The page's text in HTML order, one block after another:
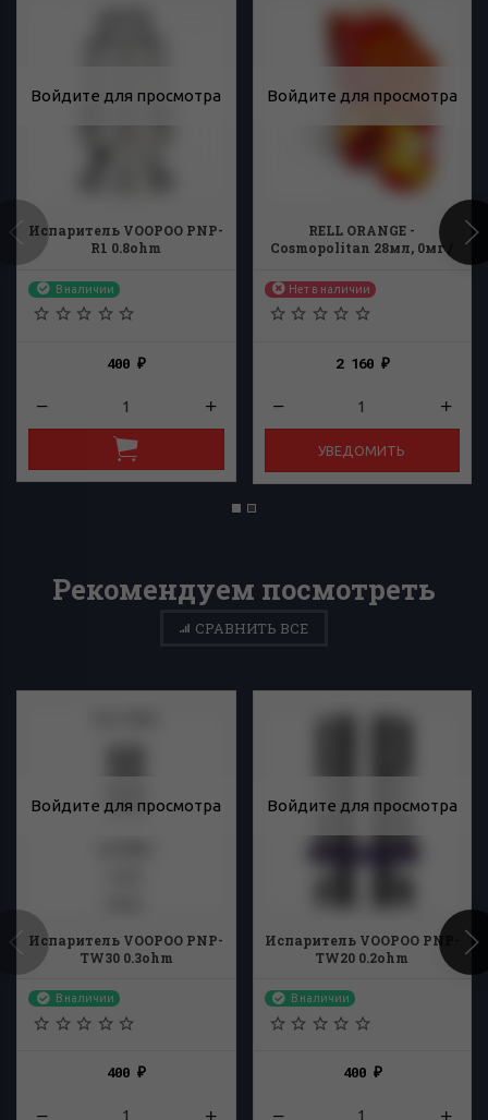
Войдите для просмотра
Испаритель VOOPOO PNP-
R1 0.8ohm
В наличии
400₽
Войдите для просмотра
RELL ORANGE -
Cosmopolitan 28мл, 0мг /
Нет в наличии
2 160 ₽
УВЕДОМИТЬ
Рекомендуем посмотреть
СРАВНИТЬ ВСЕ
Войдите для просмотра
Испаритель VOOPOO PNP-
TW30 0.3ohm
В наличии
400₽
Войдите для просмотра
Испаритель VOOPOO PNP-
TW20 0.2ohm
В наличии
400 ₽